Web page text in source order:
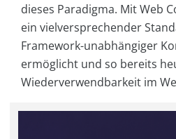
dieses Paradigma. Mit Web
ein vielversprechender
Framework-unabhängiger
ermöglicht und so bereits
Wiederverwendbarkeit im